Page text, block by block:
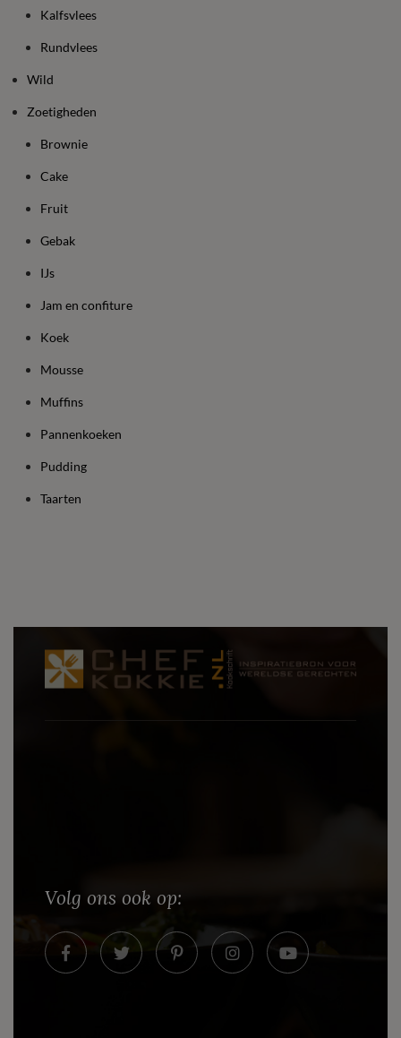
Kalfsvlees
Rundvlees
Wild
Zoetigheden
Brownie
Cake
Fruit
Gebak
IJs
Jam en confiture
Koek
Mousse
Muffins
Pannenkoeken
Pudding
Taarten
Volg ons ook op: